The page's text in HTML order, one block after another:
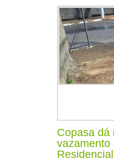
Copasa dá
vazamento